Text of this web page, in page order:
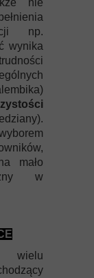
nie
np.
wynika
mało
w
wielu